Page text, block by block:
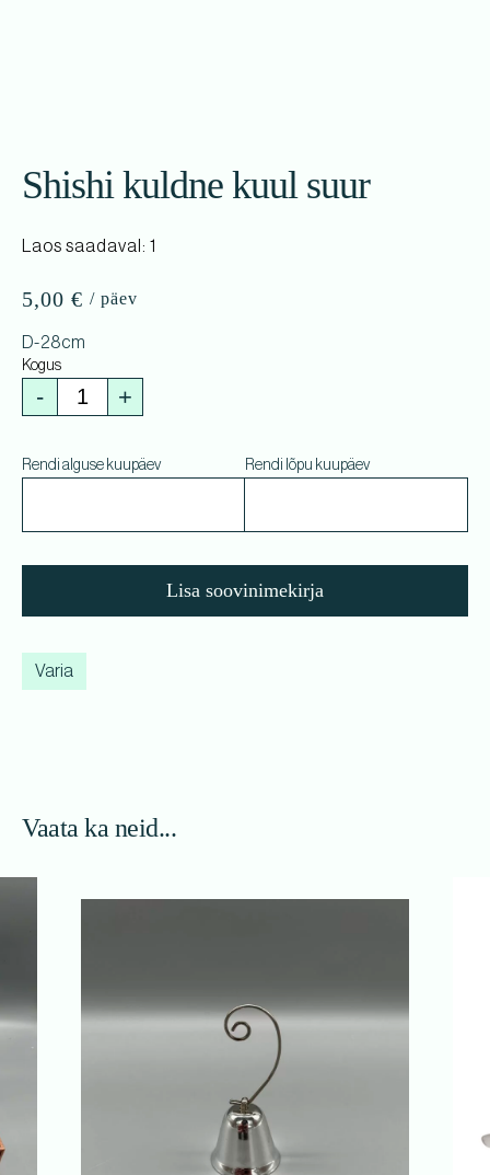
Shishi kuldne kuul suur
Laos saadaval: 1
5,00 €
D-28cm
- +
Rendi alguse kuupäev Rendi lõpu kuupäev
Lisa soovinimekirja
Varia
Vaata ka neid...